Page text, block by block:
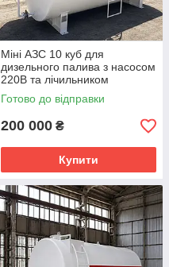
Міні АЗС 10 куб для
дизельного палива з насосом
220В та лічильником
Готово до відправки
200 000 ₴
Купити